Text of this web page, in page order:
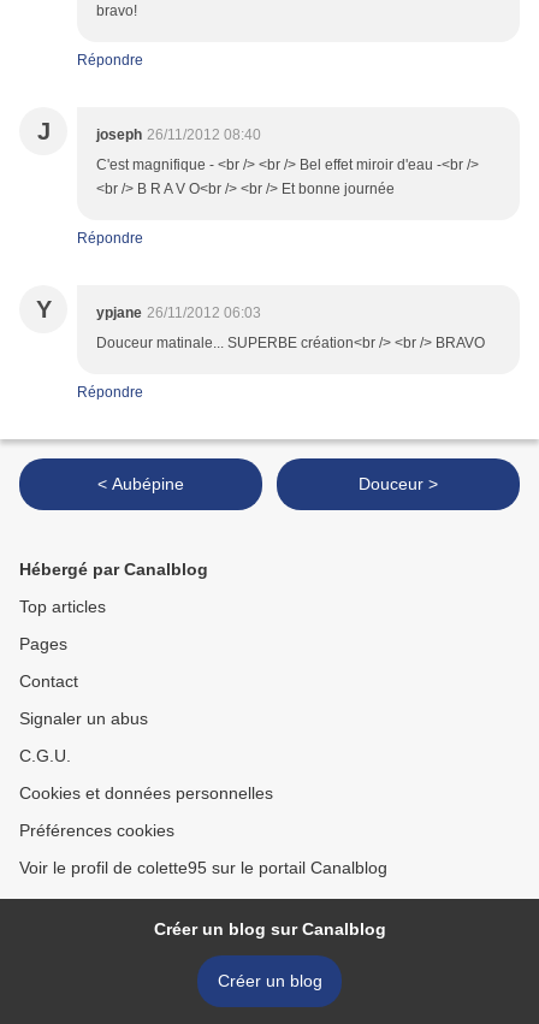
bravo!
Répondre
J joseph 26/11/2012 08:40
C'est magnifique - <br /> <br /> Bel effet miroir d'eau -<br />
<br /> B R A V O<br /> <br /> Et bonne journée
Répondre
Y ypjane 26/11/2012 06:03
Douceur matinale... SUPERBE création<br /> <br /> BRAVO
Répondre
< Aubépine Douceur >
Hébergé par Canalblog
Top articles
Pages
Contact
Signaler un abus
C.G.U.
Cookies et données personnelles
Préférences cookies
Voir le profil de colette95 sur le portail Canalblog
Créer un blog sur Canalblog
Créer un blog